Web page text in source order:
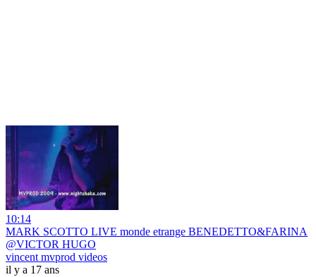
10:14
MARK SCOTTO LIVE monde etrange BENEDETTO&FARINA
@VICTOR HUGO
vincent mvprod videos
il y a 17 ans